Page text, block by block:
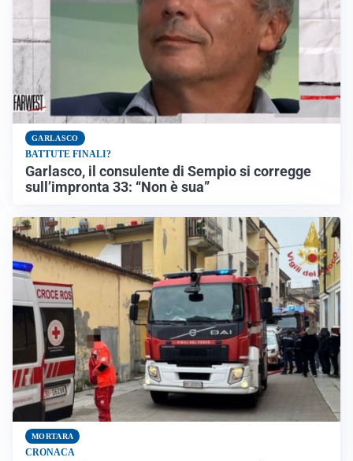
GARLASCO
BATTUTE FINALI?
Garlasco, il consulente di Sempio si corregge
sull’impronta 33: “Non è sua”
MORTARA
CRONACA